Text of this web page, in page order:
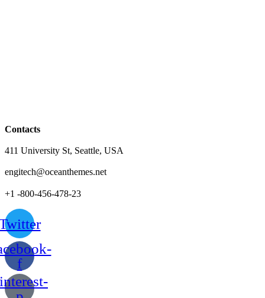
Contacts
411 University St, Seattle, USA
engitech@oceanthemes.net
+1 -800-456-478-23
f